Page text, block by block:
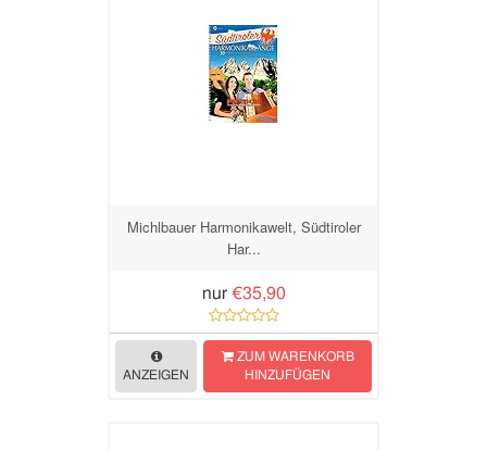
Michlbauer Harmonikawelt, Südtiroler
Har...
nur €35,90
ANZEIGEN
ZUM WARENKORB
HINZUFÜGEN